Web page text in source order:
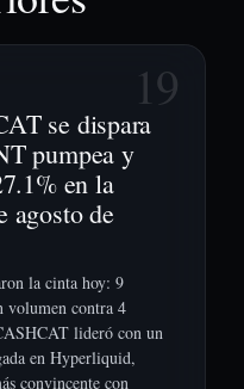
19
se dispara
pumpea y
en la
agosto de
la cinta hoy: 9
volumen contra 4
lideró con un
en Hyperliquid,
convincente con